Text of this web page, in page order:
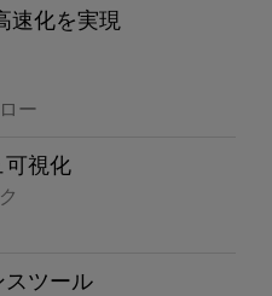
速化を実現
ー
可視化
スツール